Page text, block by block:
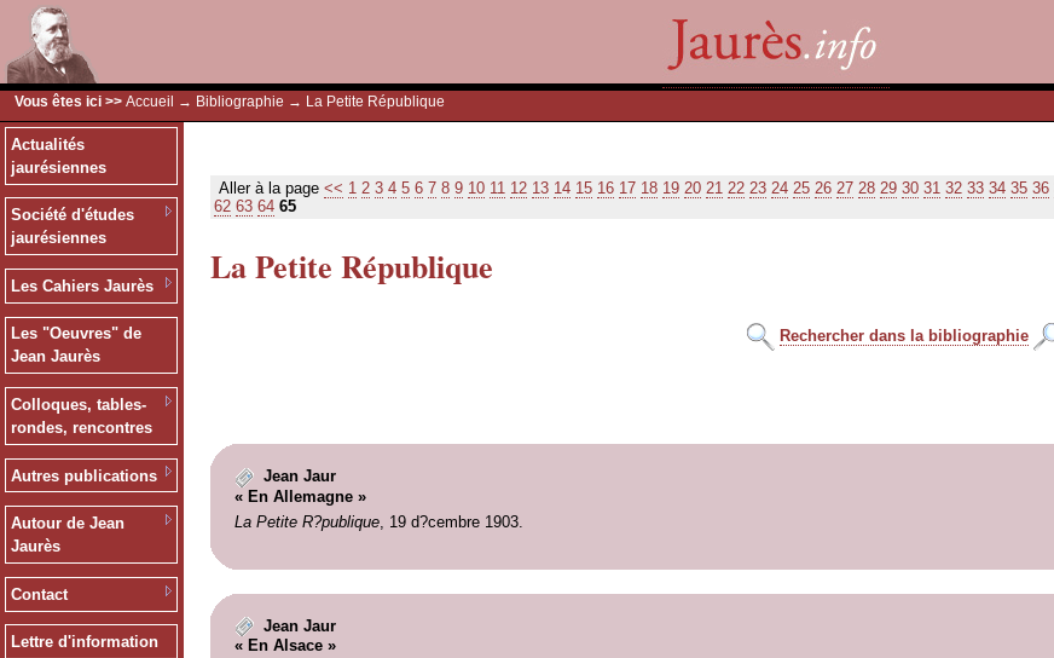
Vous êtes ici >> Accueil → Bibliographie → La Petite République
Actualités
jaurésiennes
Société d'études
jaurésiennes
Les Cahiers Jaurès
Les "Oeuvres" de
Jean Jaurès
Colloques, tables-
rondes, rencontres
Autres publications
Autour de Jean
Jaurès
Contact
Lettre d'information
Aller à la page << 1 2 3 4 5 6 7 8 9 10 11 12 13 14 15 16 17 18 19 20 21 22 23 24 25 26 27 28 29 30 31 32 33 34 35 36
62 63 64 65
La Petite République
Rechercher dans la bibliographie
Jean Jaur
« En Allemagne »
La Petite R?publique, 19 d?cembre 1903.
Jean Jaur
« En Alsace »